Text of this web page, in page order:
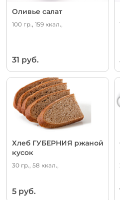
Оливье салат
100 гр., 159 ккал.,
31 руб.
Хлеб ГУБЕРНИЯ ржаной
кусок
30 гр., 58 ккал.,
5 руб.